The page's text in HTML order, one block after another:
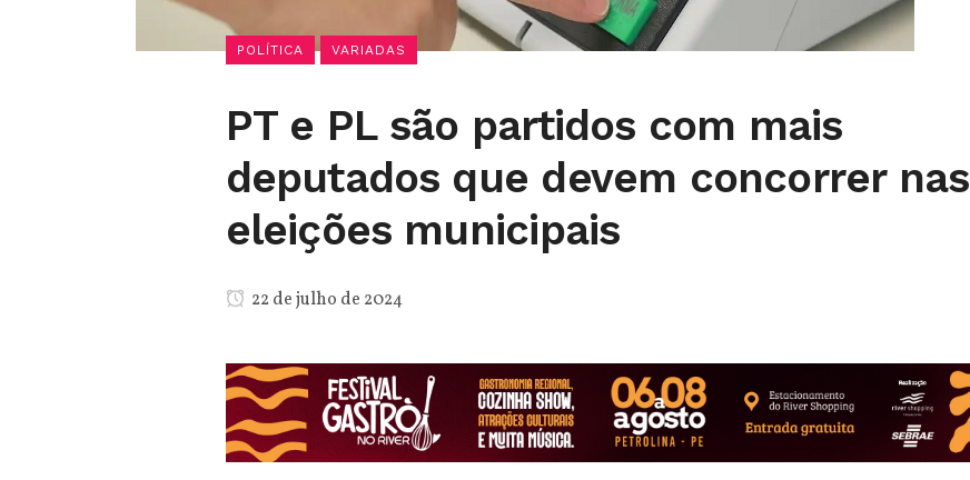
POLÍTICA VARIADAS
PT e PL são partidos com mais
deputados que devem concorrer nas
eleições municipais
22 de julho de 2024